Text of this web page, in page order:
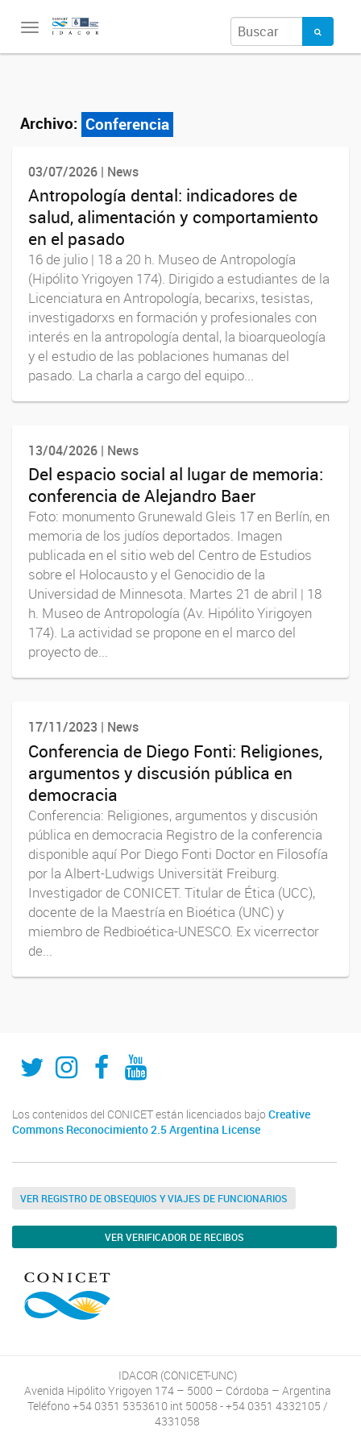
Toggle
Archivo: Conferencia
03/07/2026 | News
Antropología dental: indicadores de
salud, alimentación y comportamiento
en el pasado
16 de julio | 18 a 20 h. Museo de Antropología
(Hipólito Yrigoyen 174). Dirigido a estudiantes de la
Licenciatura en Antropología, becarixs, tesistas,
investigadorxs en formación y profesionales con
interés en la antropología dental, la bioarqueología
y el estudio de las poblaciones humanas del
pasado. La charla a cargo del equipo...
13/04/2026 | News
Del espacio social al lugar de memoria:
conferencia de Alejandro Baer
Foto: monumento Grunewald Gleis 17 en Berlín, en
memoria de los judíos deportados. Imagen
publicada en el sitio web del Centro de Estudios
sobre el Holocausto y el Genocidio de la
Universidad de Minnesota. Martes 21 de abril | 18
h. Museo de Antropología (Av. Hipólito Yirigoyen
174). La actividad se propone en el marco del
proyecto de...
17/11/2023 | News
Conferencia de Diego Fonti: Religiones,
argumentos y discusión pública en
democracia
Conferencia: Religiones, argumentos y discusión
pública en democracia Registro de la conferencia
disponible aquí Por Diego Fonti Doctor en Filosofía
por la Albert-Ludwigs Universität Freiburg.
Investigador de CONICET. Titular de Ética (UCC),
docente de la Maestría en Bioética (UNC) y
miembro de Redbioética-UNESCO. Ex vicerrector
de...
Twitter
Instagram
Fecebook
Youtube
Los contenidos del CONICET están licenciados bajo Creative
Commons Reconocimiento 2.5 Argentina License
VER REGISTRO DE OBSEQUIOS Y VIAJES DE FUNCIONARIOS
VER VERIFICADOR DE RECIBOS
IDACOR (CONICET-UNC)
Avenida Hipólito Yrigoyen 174 – 5000 – Córdoba – Argentina
Teléfono +54 0351 5353610 int 50058 - +54 0351 4332105 /
4331058